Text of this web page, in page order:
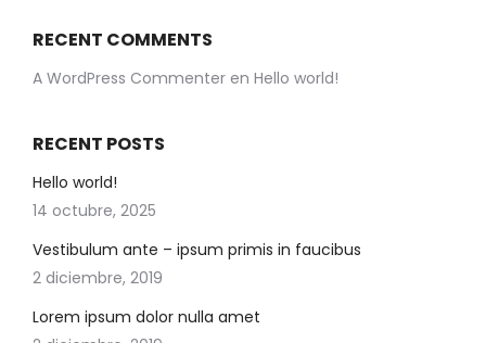
RECENT COMMENTS
A WordPress Commenter en Hello world!
RECENT POSTS
Hello world!
14 octubre, 2025
Vestibulum ante – ipsum primis in faucibus
2 diciembre, 2019
Lorem ipsum dolor nulla amet